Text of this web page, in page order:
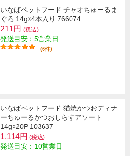
いなばペットフード チャオちゅーるま
ぐろ 14g×4本入り 766074
211円 (税込)
発送目安：5営業日
(6件)
いなばペットフード 猫焼かつおディナ
ーちゅーるかつおしらすアソート
14g×20P 103637
1,114円 (税込)
発送目安：10営業日